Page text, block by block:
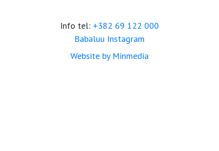
Info tel: +382 69 122 000
Babaluu Instagram
Website by Minmedia